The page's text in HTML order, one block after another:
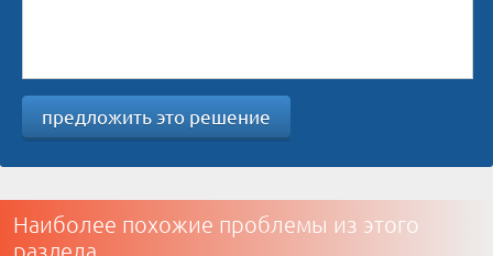
предложить это решение
Наиболее похожие проблемы из этого
раздела